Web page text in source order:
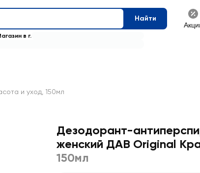
Найти
в г.
и уход, 150мл
Дезодорант-
женский ДАВ Original
150мл